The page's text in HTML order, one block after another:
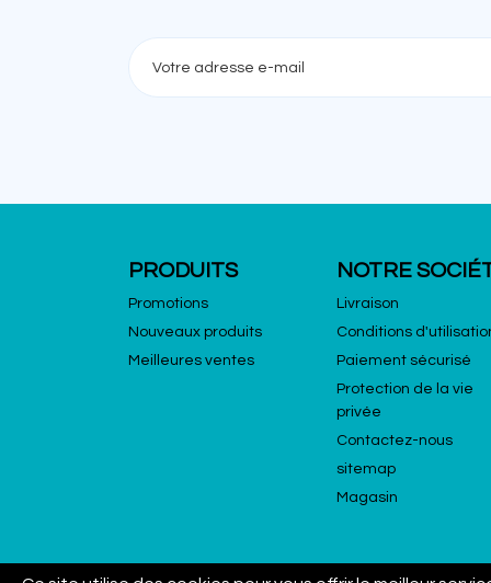
PRODUITS
Promotions
Nouveaux produits
Meilleures ventes
NOTRE
Livraison
Conditions
Paiement sécurisé
Protection de la vie
privée
Contactez-nous
sitemap
Magasin